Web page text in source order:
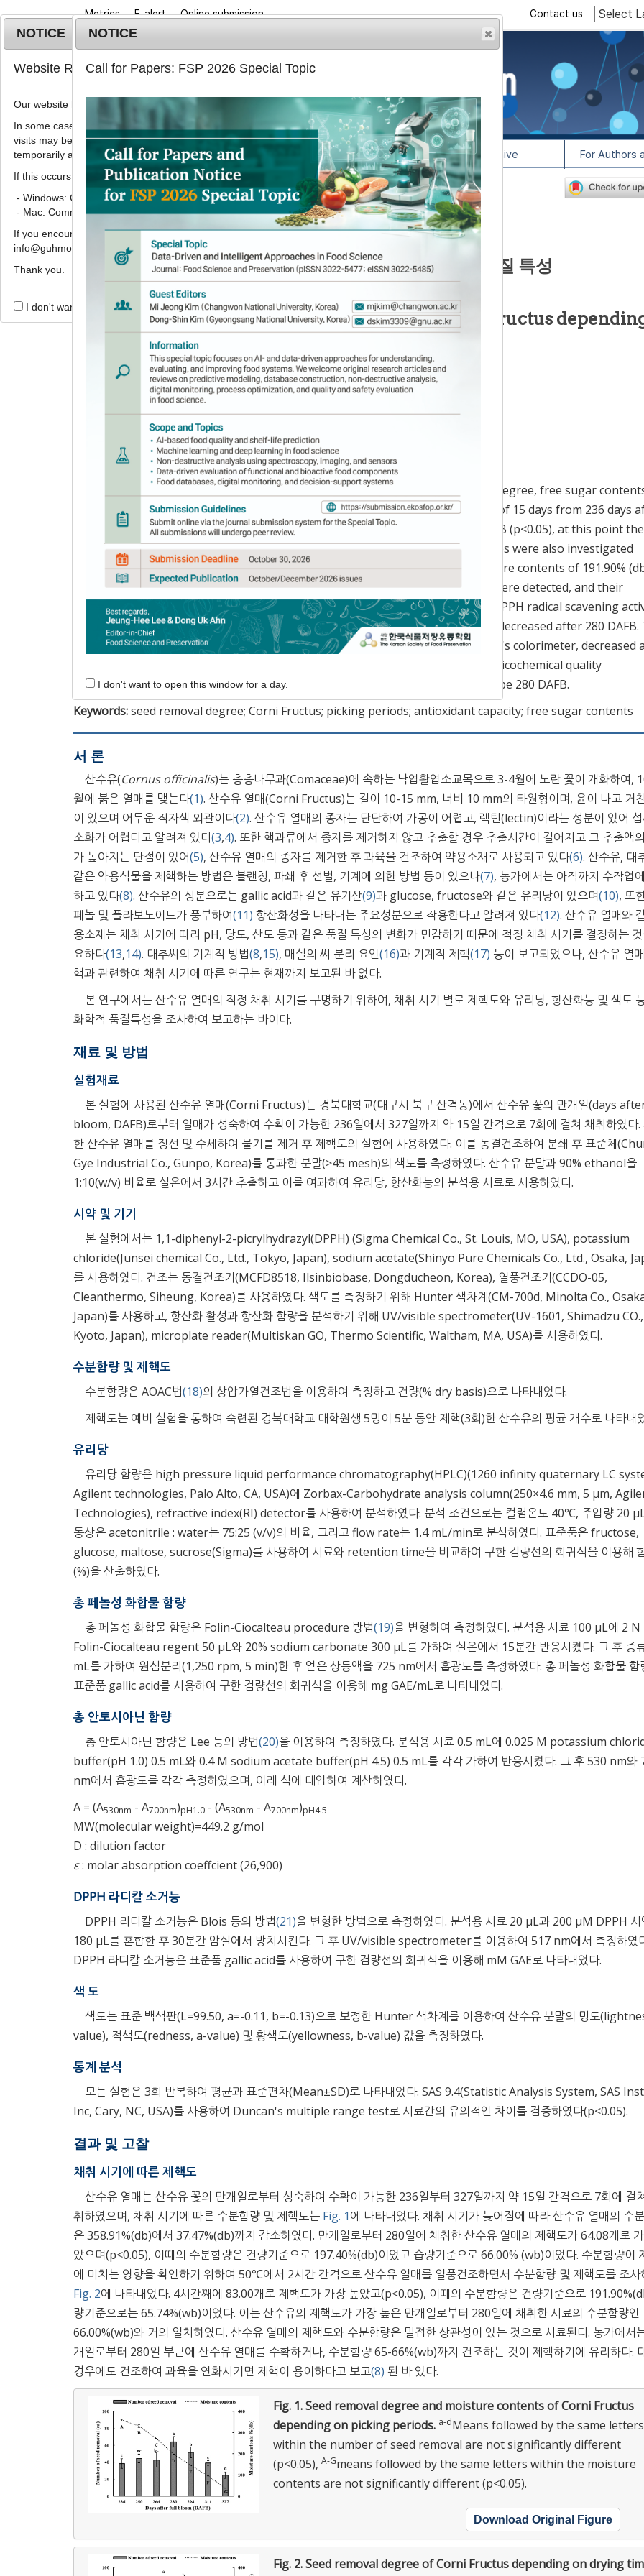
Metrics E-alert Online submission Contact us
Home Journal Info Article Archive For Authors
2019 26(7):740-744
pISSN: 1738-7248, eISSN: 2287-7428
DOI:https://doi.org/10.11002/kjfp.2019.26.7.740
Article
산수유(Corni Fructus)의 채취 시기에 따른 이화학적 품질 특성
강창재1,성기운 , ,
Physicochemical quality characteristics of Corni Fructus
on the picking periods
Su-Hui Kim 1,Chang-Jae Kang1,Gi-Un Seong1,Shin-Kyo Chung 1
Author Information & Copyright▼
Received:Apr 26, 2019; Revised:Aug 08, 2019; Accepted:Aug 28, 2019
Abstract
To determine the proper picking period for Corni Fructus, the seed removal degree, free sugar
antioxidant capacities, and Hunter's color values were investigated at intervals of 15 days from 236 days
full bloom (DAFB) to 327 DAFB. The seed removal degree maximized at 280 DAFB (p<0.05), at this point the
moisture contents were 197.40% (db) and 66.00% (wb). The seed removal degrees were also investigated
during hot air drying, and the best seed removal degree was obtained at moisture contents of 191.90%
and 65.74% (wb), similar to those observed at 280 DAFB. Fructose and glucose were detected, and their
contents decreased slowly after 280 DAFB. Total phenolic contents (TPC), and DPPH radical scavening
both decreased over the picking periods, but total anthocyanin contents (TAC) decreased after 280 DAFB.
redness, and yellowness of Corni Fructus powders, determined by using Hunter's colorimeter, decreased
280 DAFB, but lightness decreased over the picking periods. Studies of the physicochemical quality
characteristics revealed that the proper picking period of Corni Fructus should be 280 DAFB.
Keywords:seed removal degree; Corni Fructus; picking periods; antioxidant capacity; free sugar contents
서 론
산수유(Cornus officinalis)는 층층나무과(Comaceae)에 속하는 낙엽활엽소교목으로 3-4월에 노란 꽃이 개화하여,
월에 붉은 열매를 맺는다(1). 산수유 열매(Corni Fructus)는 길이 10-15 mm, 너비 10 mm의 타원형이며, 윤이 나고 거
이 있으며 어두운 적자색 외관이다(2). 산수유 열매의 종자는 단단하여 가공이 어렵고, 렉틴(lectin)이라는 성분이 있어
소화가 어렵다고 알려져 있다(3,4). 또한 핵과류에서 종자를 제거하지 않고 추출할 경우 추출시간이 길어지고 그 추출액
가 높아지는 단점이 있어(5), 산수유 열매의 종자를 제거한 후 과육을 건조하여 약용소재로 사용되고 있다(6). 산수유, 대
같은 약용식물을 제핵하는 방법은 블랜칭, 파쇄 후 선별, 기계에 의한 방법 등이 있으나(7), 농가에서는 아직까지 수작업
하고 있다(8). 산수유의 성분으로는 gallic acid과 같은 유기산(9)과 glucose, fructose와 같은 유리당이 있으며(10), 또
페놀 및 플라보노이드가 풍부하여(11) 항산화성을 나타내는 주요성분으로 작용한다고 알려져 있다(12). 산수유 열매와
용소재는 채취 시기에 따라 pH, 당도, 산도 등과 같은 품질 특성의 변화가 민감하기 때문에 적정 채취 시기를 결정하는
요하다(13,14). 대추씨의 기계적 방법(8,15), 매실의 씨 분리 요인(16)과 기계적 제핵(17) 등이 보고되었으나, 산수유 열
핵과 관련하여 채취 시기에 따른 연구는 현재까지 보고된 바 없다.
본 연구에서는 산수유 열매의 적정 채취 시기를 구명하기 위하여, 채취 시기 별로 제핵도와 유리당, 항산화능 및 색도
화학적 품질특성을 조사하여 보고하는 바이다.
재료 및 방법
실험재료
본 실험에 사용된 산수유 열매(Corni Fructus)는 경북대학교(대구시 북구 산격동)에서 산수유 꽃의 만개일(days
bloom, DAFB)로부터 열매가 성숙하여 수확이 가능한 236일에서 327일까지 약 15일 간격으로 7회에 걸쳐 채취하였다.
한 산수유 열매를 정선 및 수세하여 물기를 제거 후 제핵도의 실험에 사용하였다. 이를 동결건조하여 분쇄 후 표준체
Gye Industrial Co., Gunpo, Korea)를 통과한 분말(>45 mesh)의 색도를 측정하였다. 산수유 분말과 90% ethanol을
1:10(w/v) 비율로 실온에서 3시간 추출하고 이를 여과하여 유리당, 항산화능의 분석용 시료로 사용하였다.
시약 및 기기
본 실험에서는 1,1-diphenyl-2-picrylhydrazyl(DPPH) (Sigma Chemical Co., St. Louis, MO, USA), potassium
chloride(Junsei chemical Co., Ltd., Tokyo, Japan), sodium acetate(Shinyo Pure Chemicals Co., Ltd., Osaka,
를 사용하였다. 건조는 동결건조기(MCFD8518, Ilsinbiobase, Dongducheon, Korea), 열풍건조기(CCDO-05,
Cleanthermo, Siheung, Korea)를 사용하였다. 색도를 측정하기 위해 Hunter 색차계(CM-700d, Minolta Co.,
Japan)를 사용하고, 항산화 활성과 항산화 함량을 분석하기 위해 UV/visible spectrometer(UV-1601, Shimadzu CO.,
Kyoto, Japan), microplate reader(Multiskan GO, Thermo Scientific, Waltham, MA, USA)를 사용하였다.
수분함량 및 제핵도
수분함량은 AOAC법(18)의 상압가열건조법을 이용하여 측정하고 건량(% dry basis)으로 나타내었다.
제핵도는 예비 실험을 통하여 숙련된 경북대학교 대학원생 5명이 5분 동안 제핵(3회)한 산수유의 평균 개수로 나타내
유리당
유리당 함량은 high pressure liquid performance chromatography(HPLC)(1260 infinity quaternary LC
Agilent technologies, Palo Alto, CA, USA)에 Zorbax-Carbohydrate analysis column(250×4.6 mm, 5 μm,
Technologies), refractive index(RI) detector를 사용하여 분석하였다. 분석 조건으로는 컬럼온도 40℃, 주입량 20
동상은 acetonitrile : water는 75:25 (v/v)의 비율, 그리고 flow rate는 1.4 mL/min로 분석하였다. 표준품은 fructose,
glucose, maltose, sucrose(Sigma)를 사용하여 시료와 retention time을 비교하여 구한 검량선의 회귀식을 이용해
(%)을 산출하였다.
총 페놀성 화합물 함량
총 페놀성 화합물 함량은 Folin-Ciocalteau procedure 방법(19)을 변형하여 측정하였다. 분석용 시료 100 μL에 2 N
Folin-Ciocalteau regent 50 μL와 20% sodium carbonate 300 μL를 가하여 실온에서 15분간 반응시켰다. 그 후 증
mL를 가하여 원심분리(1,250 rpm, 5 min)한 후 얻은 상등액을 725 nm에서 흡광도를 측정하였다. 총 페놀성 화합물 함
표준품 gallic acid를 사용하여 구한 검량선의 회귀식을 이용해 mg GAE/mL로 나타내었다.
총 안토시아닌 함량
총 안토시아닌 함량은 Lee 등의 방법(20)을 이용하여 측정하였다. 분석용 시료 0.5 mL에 0.025 M potassium
buffer(pH 1.0) 0.5 mL와 0.4 M sodium acetate buffer(pH 4.5) 0.5 mL를 각각 가하여 반응시켰다. 그 후 530 nm와
nm에서 흡광도를 각각 측정하였으며, 아래 식에 대입하여 계산하였다.
A = (A530nm - A700nm)pH1.0 - (A530nm - A700nm)pH4.5
MW(molecular weight)=449.2 g/mol
D : dilution factor
ε: molar absorption coeffcient (26,900)
DPPH 라디칼 소거능
DPPH 라디칼 소거능은 Blois 등의 방법(21)을 변형한 방법으로 측정하였다. 분석용 시료 20 μL과 200 μM DPPH 시
180 μL를 혼합한 후 30분간 암실에서 방치시킨다. 그 후 UV/visible spectrometer를 이용하여 517 nm에서 측정하였
DPPH 라디칼 소거능은 표준품 gallic acid를 사용하여 구한 검량선의 회귀식을 이용해 mM GAE로 나타내었다.
색 도
색도는 표준 백색판(L=99.50, a=-0.11, b=-0.13)으로 보정한 Hunter 색차계를 이용하여 산수유 분말의 명도
value), 적색도(redness, a-value) 및 황색도(yellowness, b-value) 값을 측정하였다.
통계 분석
모든 실험은 3회 반복하여 평균과 표준편차(Mean±SD)로 나타내었다. SAS 9.4(Statistic Analysis System, SAS
Inc, Cary, NC, USA)를 사용하여 Duncan's multiple range test로 시료간의 유의적인 차이를 검증하였다(p<0.05).
결과 및 고찰
채취 시기에 따른 제핵도
산수유 열매는 산수유 꽃의 만개일로부터 성숙하여 수확이 가능한 236일부터 327일까지 약 15일 간격으로 7회에 걸
취하였으며, 채취 시기에 따른 수분함량 및 제핵도는 Fig. 1에 나타내었다. 채취 시기가 늦어짐에 따라 산수유 열매의 수
은 358.91%(db)에서 37.47%(db)까지 감소하였다. 만개일로부터 280일에 채취한 산수유 열매의 제핵도가 64.08개로
았으며(p<0.05), 이때의 수분함량은 건량기준으로 197.40%(db)이었고 습량기준으로 66.00% (wb)이었다. 수분함량이
에 미치는 영향을 확인하기 위하여 50℃에서 2시간 간격으로 산수유 열매를 열풍건조하면서 수분함량 및 제핵도를 조사
Fig. 2에 나타내었다. 4시간째에 83.00개로 제핵도가 가장 높았고(p<0.05), 이때의 수분함량은 건량기준으로
량기준으로는 65.74%(wb)이었다. 이는 산수유의 제핵도가 가장 높은 만개일로부터 280일에 채취한 시료의 수분함량인
66.00%(wb)와 거의 일치하였다. 산수유 열매의 제핵도와 수분함량은 밀접한 상관성이 있는 것으로 사료된다. 농가에서
개일로부터 280일 부근에 산수유 열매를 수확하거나, 수분함량 65-66%(wb)까지 건조하는 것이 제핵하기에 유리하다.
경우에도 건조하여 과육을 연화시키면 제핵이 용이하다고 보고(8) 된 바 있다.
Fig. 1.Seed removal degree and moisture contents of Corni Fructus
depending on picking periods. a-dMeans followed by the same letters
within the number of seed removal are not significantly different
(p<0.05), A-Gmeans followed by the same letters within the moisture
contents are not significantly different (p<0.05).
Download Original Figure
Fig. 2.Seed removal degree of Corni Fructus depending on drying
NOTICE
Website Renewal Notice
Our website has recently been renewed.
In some cases, images, CSS files, or other settings saved in your browser from previous
visits may be reused instead of downloading the latest files. As a result, some pages may
temporarily appear incorrectly or may not display properly.
If this occurs, please perform a hard refresh.
- Windows: Ctrl + F5
- Mac: Command + Shift + R
If you encounter any errors or difficulties while using the website, please contact us at
info@guhmok.com.
Thank you.
I don't want to open this window for a day.
NOTICE
Call for Papers: FSP 2026 Special Topic
I don't want to open this window for a day.